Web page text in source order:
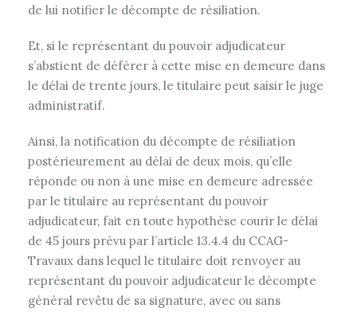
de lui notifier le décompte de résiliation.
Et, si le représentant du pouvoir adjudicateur
s’abstient de déférer à cette mise en demeure dans
le délai de trente jours, le titulaire peut saisir le juge
administratif.
Ainsi, la notification du décompte de résiliation
postérieurement au délai de deux mois, qu’elle
réponde ou non à une mise en demeure adressée
par le titulaire au représentant du pouvoir
adjudicateur, fait en toute hypothèse courir le délai
de 45 jours prévu par l’article 13.4.4 du CCAG-
Travaux dans lequel le titulaire doit renvoyer au
représentant du pouvoir adjudicateur le décompte
général revêtu de sa signature, avec ou sans